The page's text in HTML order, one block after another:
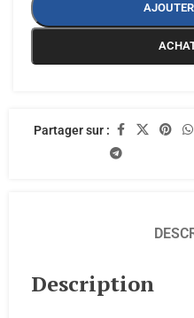
Partager sur :
Description